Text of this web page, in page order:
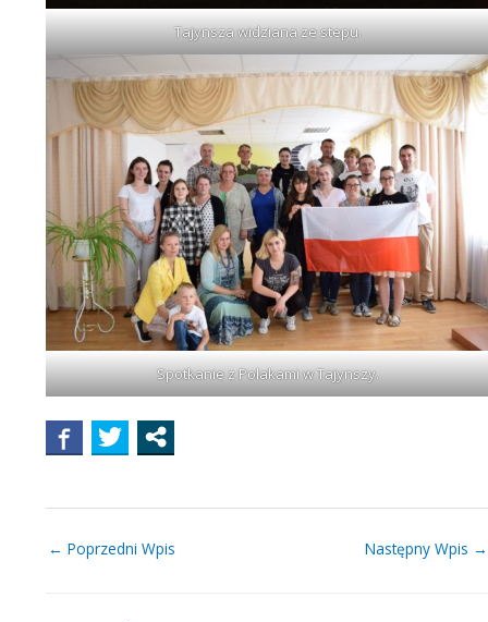
Tajynsza widziana ze stepu.
Spotkanie z Polakami w Tajynszy.
← Poprzedni Wpis Następny Wpis →